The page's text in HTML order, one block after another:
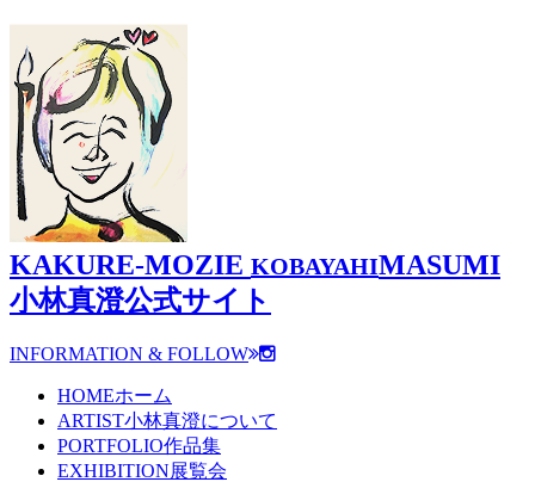
KAKURE-MOZIE KOBAYAHIMASUMI
小林真澄公式サイト
INFORMATION & FOLLOW
HOMEホーム
ARTIST小林真澄について
PORTFOLIO作品集
EXHIBITION展覧会